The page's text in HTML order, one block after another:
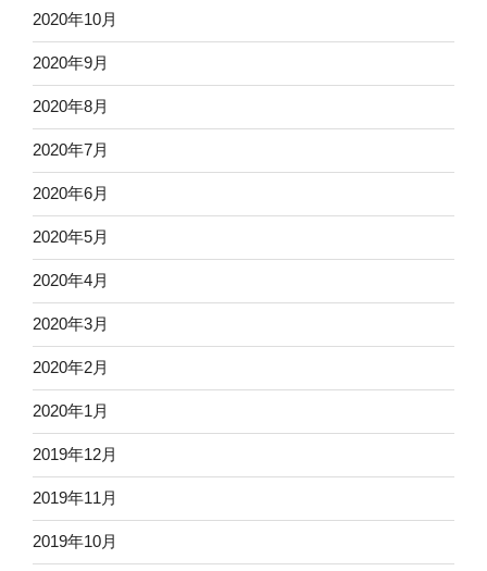
2020年10月
2020年9月
2020年8月
2020年7月
2020年6月
2020年5月
2020年4月
2020年3月
2020年2月
2020年1月
2019年12月
2019年11月
2019年10月